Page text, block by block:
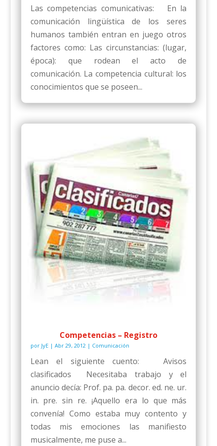
Las competencias comunicativas: En la
comunicación lingüística de los seres
humanos también entran en juego otros
factores como: Las circunstancias: (lugar,
época): que rodean el acto de
comunicación. La competencia cultural: los
conocimientos que se poseen...
Competencias – Registro
por JyE| Abr 29, 2012| Comunicación
Lean el siguiente cuento: Avisos
clasificados Necesitaba trabajo y el
anuncio decía: Prof. pa. pa. decor. ed. ne. ur.
in. pre. sin re. ¡Aquello era lo que más
convenía! Como estaba muy contento y
todas mis emociones las manifiesto
musicalmente, me puse a...